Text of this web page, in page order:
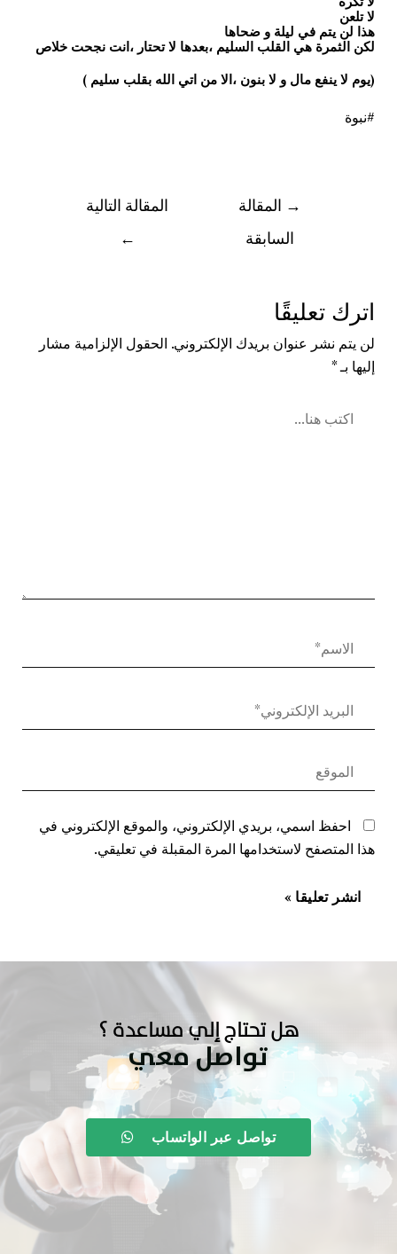
لا تلعن
هذا لن يتم في ليلة و ضحاها
لكن الثمرة هي القلب السليم،بعدها لا تحتار ،انت نجحت خلاص
(يوم لا ينفع مال و لا بنون ،الا من اتي الله بقلب سليم )
#نبوة
→ المقالة
السابقة
المقالة التالية
←
اترك تعليقًا
لن يتم نشر عنوان بريدك الإلكتروني. الحقول الإلزامية مشار
إليها بـ*
احفظ اسمي، بريدي الإلكتروني، والموقع الإلكتروني في
هذا المتصفح لاستخدامها المرة المقبلة في تعليقي.
هل تحتاج إلي مساعدة ؟
تواصل معي
تواصل عبر الواتساب